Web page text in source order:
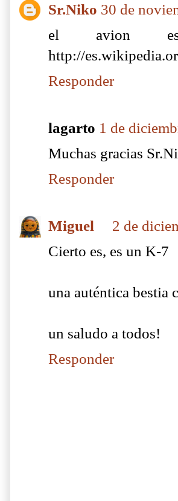
Sr.Niko 30 de
el avion
http://
Responder
lagarto 1 de
Muchas gracias
Responder
Miguel
2 de
Cierto es, es un K-7
una auténtica bestia
un saludo a todos!
Responder